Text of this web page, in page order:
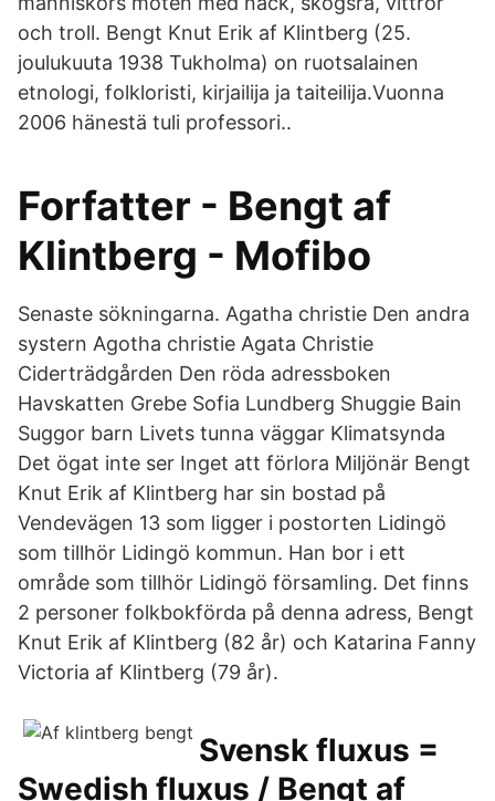
och troll. Bengt Knut Erik af Klintberg (25.
joulukuuta 1938 Tukholma) on ruotsalainen
etnologi, folkloristi, kirjailija ja taiteilija.Vuonna
2006 hänestä tuli professori..
Forfatter - Bengt af
Klintberg - Mofibo
Senaste sökningarna. Agatha christie Den andra
systern Agotha christie Agata Christie
Ciderträdgården Den röda adressboken
Havskatten Grebe Sofia Lundberg Shuggie Bain
Suggor barn Livets tunna väggar Klimatsynda
Det ögat inte ser Inget att förlora Miljönär Bengt
Knut Erik af Klintberg har sin bostad på
Vendevägen 13 som ligger i postorten Lidingö
som tillhör Lidingö kommun. Han bor i ett
område som tillhör Lidingö församling. Det finns
2 personer folkbokförda på denna adress, Bengt
Knut Erik af Klintberg (82 år) och Katarina Fanny
Victoria af Klintberg (79 år).
Svensk fluxus =
Swedish fluxus / Bengt af